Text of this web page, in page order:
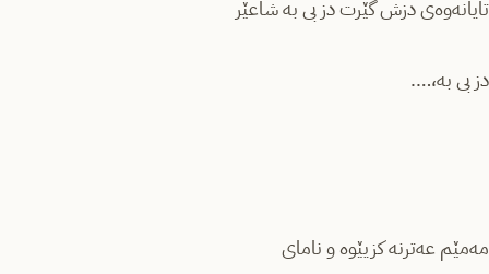
تایانەوەی دزش گێرت دز بی بە شاعێر
دز بی بە،….
مەمێم عەترنە کزیێوە و نامای